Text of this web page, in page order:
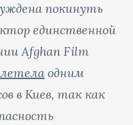
покинуть
единственной
Afghan Film
одним
в Киев, так как